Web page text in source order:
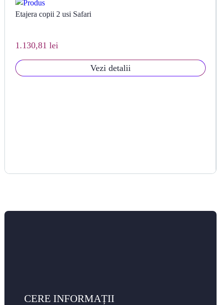
Etajera copii 2 usi Safari
1.130,81 lei
Vezi detalii
CERE INFORMAȚII